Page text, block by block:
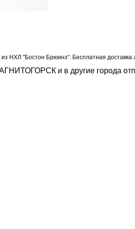
НХЛ "Бостон Брюинз". Бесплатная
и в другие города